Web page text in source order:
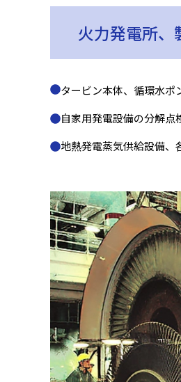
火力発電所、
タービン本体、循環水
自家用発電設備の分解点
地熱発電蒸気供給設備、